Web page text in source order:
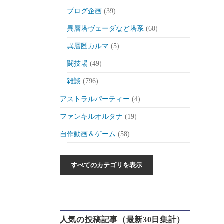
ブログ企画 (39)
異層塔ヴェーダなど塔系(60)
異層圏カルマ (5)
闘技場(49)
雑談 (796)
アストラルパーティー (4)
ファンキルオルタナ (19)
自作動画＆ゲーム (58)
自作ゲーム紹介 (6)
ゲーム(175)
人気の投稿記事（最新30日集計）